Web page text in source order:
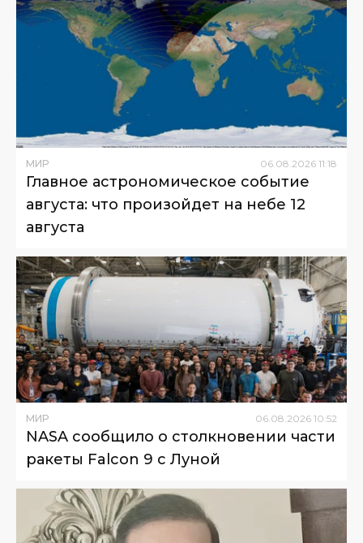
МИР 06 08 2026 11:18
Главное астрономическое событие
августа: что произойдет на небе 12
августа
МИР 06.08.2026 10:52
NASA сообщило о столкновении части
ракеты Falcon 9 с Луной